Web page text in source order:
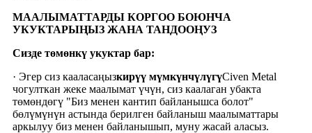
МААЛЫМАТТАРДЫ КОРГОО БОЮНЧА
УКУКТАРЫҢЫЗ ЖАНА ТАНДООҢУЗ
Сизде төмөнкү укуктар бар:
· Эгер сиз кааласаңызкирүү мүмкүнчүлүгүCiven Metal
чогулткан жеке маалымат үчүн, сиз каалаган убакта
төмөндөгү "Биз менен кантип байланышса болот"
бөлүмүнүн астында берилген байланыш маалыматтары
аркылуу биз менен байланышып, муну жасай аласыз.